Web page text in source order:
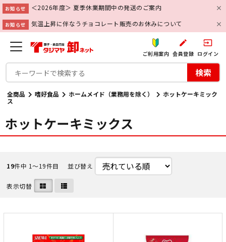
お知らせ ＜2026年度＞ 夏季休業期間中の発送のご案内
お知らせ 気温上昇に伴なうチョコレート販売のお休みについて
ご利用案内
create
会員登録
input
ログイン
検索
全商品 嗜好食品 ホームメイド（業務用を除く）
ホットケーキミック
ス
ホットケーキミックス
19件中 1〜19件目 並び替え
表示切替